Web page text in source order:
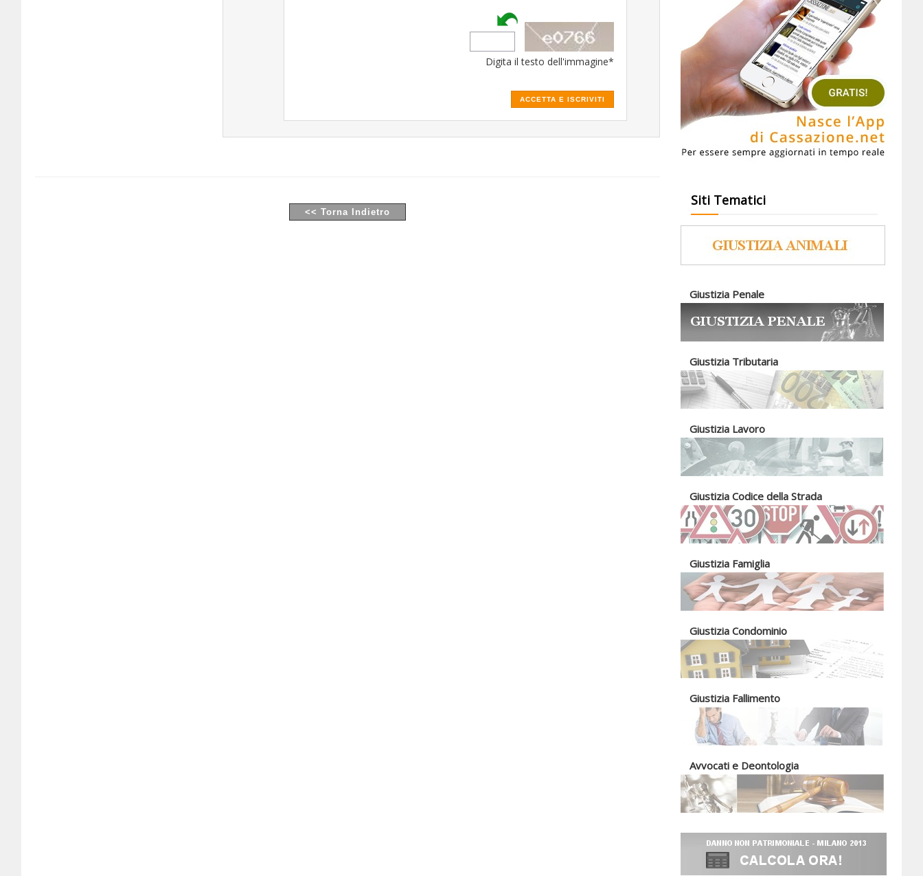
Digita il testo dell'immagine*
Siti Tematici
Giustizia Penale
Giustizia Tributaria
Giustizia Lavoro
Giustizia Codice della Strada
Giustizia Famiglia
Giustizia Condominio
Giustizia Fallimento
Avvocati e Deontologia